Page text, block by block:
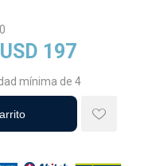
USD 197
mínima de 4